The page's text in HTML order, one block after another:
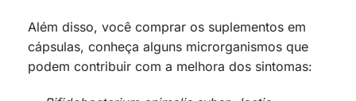
Além disso, você comprar os suplementos em
cápsulas, conheça alguns microrganismos que
podem contribuir com a melhora dos sintomas: